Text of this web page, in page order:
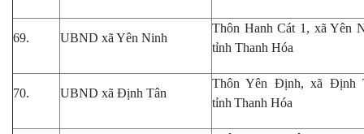
69. UBND xã Yên Ninh
Thôn Hanh Cát 1, xã Yên
tỉnh Thanh Hóa
70. UBND xã Định Tân
Thôn Yên Định, xã Định
tỉnh Thanh Hóa